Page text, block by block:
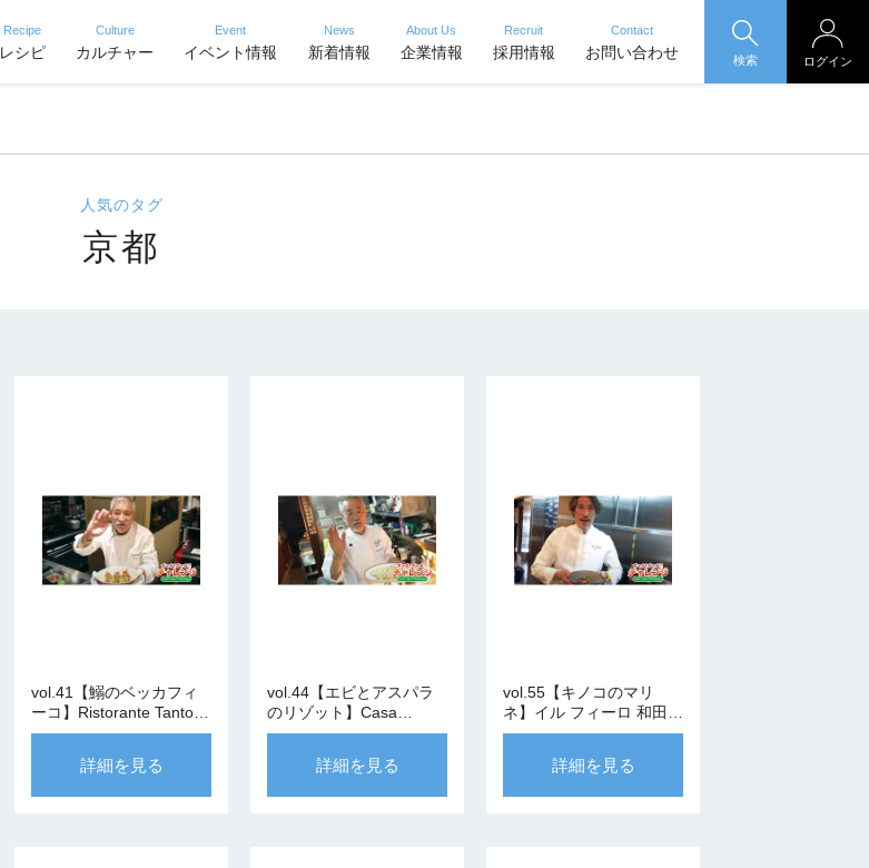
Recipe
レシピ
Culture
カルチャー
Event
イベント情報
News
新着情報
About Us
企業情報
Recruit
採用情報
Contact
お問い合わせ 検索 ログイン
人気のタグ
京都
vol.41【鰯のベッカフィ
ーコ】Ristorante Tanto
Tanto 河上シェフ
詳細を見る
vol.44【エビとアスパラ
のリゾット】Casa
Bianca 那須シェフ
詳細を見る
vol.55【キノコのマリ
ネ】イル フィーロ 和田シ
ェフ
詳細を見る